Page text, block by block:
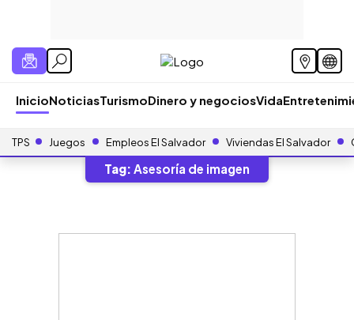
InicioNoticiasTurismoDinero y negociosVida
TPS Juegos Empleos El Salvador Viviendas El Salvador
Tag: Asesoría de imagen